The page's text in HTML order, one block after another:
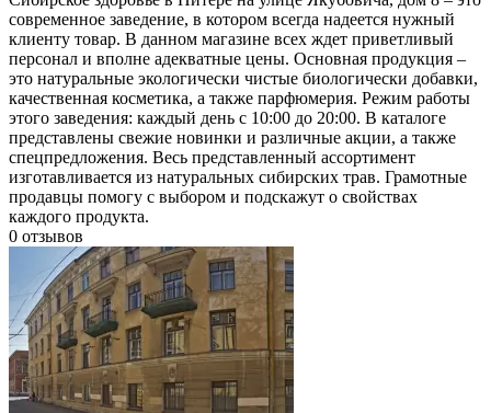
современное заведение, в котором всегда надеется нужный
клиенту товар. В данном магазине всех ждет приветливый
персонал и вполне адекватные цены. Основная продукция –
это натуральные экологически чистые биологически добавки,
качественная косметика, а также парфюмерия. Режим работы
этого заведения: каждый день с 10:00 до 20:00. В каталоге
представлены свежие новинки и различные акции, а также
спецпредложения. Весь представленный ассортимент
изготавливается из натуральных сибирских трав. Грамотные
продавцы помогу с выбором и подскажут о свойствах
каждого продукта.
0 отзывов